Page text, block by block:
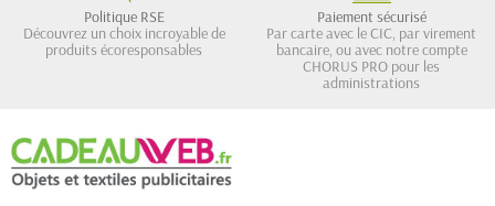
Politique RSE
Découvrez un choix incroyable de
produits écoresponsables
Paiement sécurisé
Par carte avec le CIC, par virement
bancaire, ou avec notre compte
CHORUS PRO pour les
administrations